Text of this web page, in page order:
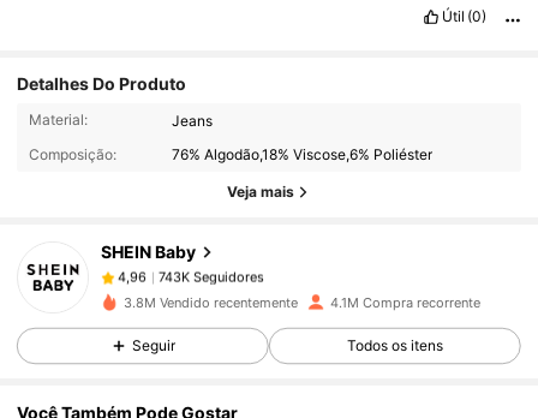
Útil (0)
Detalhes Do Produto
Material:
Jeans
Composição:
76% Algodão,18% Viscose,6% Poliéster
Veja mais
SHEIN Baby
4,96
743K Seguidores
b***6pago1 dia atrás
4,96 743K Seguidores
3.8M Vendido recentemente 4.1M Compra recorrente
Seguir Todos os itens
Você Também Pode Gostar